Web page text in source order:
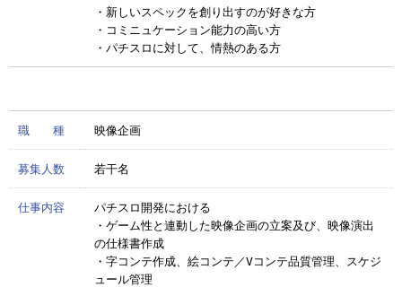
・新しいスペックを創り出すのが好きな方
・コミニュケーション能力の高い方
・パチスロに対して、情熱のある方
職 種 映像企画
募集人数 若干名
仕事内容
パチスロ開発における
・ゲーム性と連動した映像企画の立案及び、映像演出
の仕様書作成
・字コンテ作成、絵コンテ／Vコンテ品質管理、スケジ
ュール管理